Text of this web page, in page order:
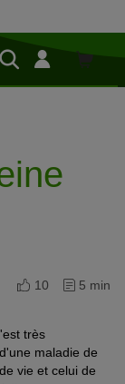
10 5 min
très
maladie de
vie et celui de